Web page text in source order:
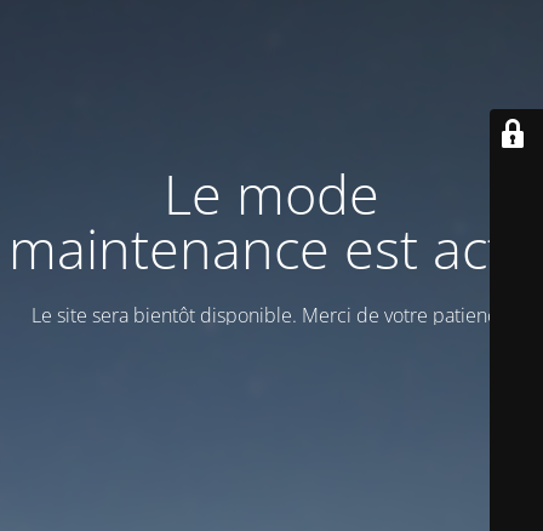
Le mode
maintenance est actif
Le site sera bientôt disponible. Merci de votre patience!